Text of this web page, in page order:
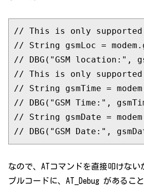
// This is only supported
// String gsmLoc =
// DBG("GSM location:",
// This is only supported
// String gsmTime =
// DBG("GSM Time:",
// String gsmDate =
// DBG("GSM Date:",
なので、ATコマンドを直接叩けない
プルコードに、AT_Debug があるこ